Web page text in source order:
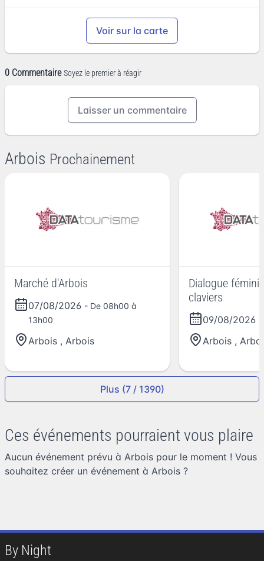
Voir sur la carte
0 Commentaire Soyez le premier à réagir
Laisser un commentaire
Arbois Prochainement
Marché d'Arbois
07/08/2026 - De 08h00 à
13h00
Arbois , Arbois
Dialogue
claviers
09/08/2026
Arbois ,
Plus (7 / 1390)
Ces événements pourraient vous plaire
Aucun événement prévu à Arbois pour le moment ! Vous
souhaitez créer un événement à Arbois ?
By Night